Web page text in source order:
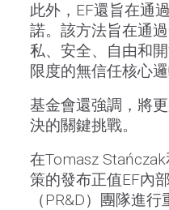
此外，EF還旨在通
諾。該方法旨在通
私、安全、自由和
限度的無信任核心邏
基金會還強調，將
決的關鍵挑戰。
在Tomasz
策的發布正值EF內
（PR&D）團隊進